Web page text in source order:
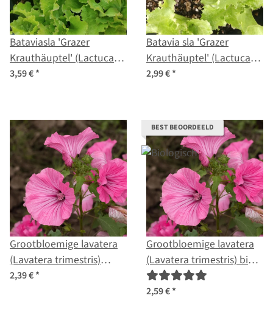
Bataviasla 'Grazer
Krauthäuptel' (Lactuca
sativa) bio zaad
3,59 €*
Batavia sla 'Grazer
Krauthäuptel' (Lactuca
sativa) zaden
2,99 €*
Grootbloemige lavatera
(Lavatera trimestris)
zaden
2,39 €*
BEST BEOORDEELD
Grootbloemige lavatera
(Lavatera trimestris) bio
zaad
2,59 €*